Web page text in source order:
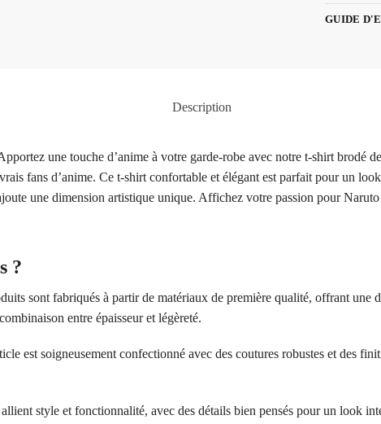
GUIDE
Description
une touche d’anime à votre garde-robe avec notre t-shirt brodé
fans d’anime. Ce t-shirt confortable et élégant est parfait pour un
une dimension artistique unique. Affichez votre passion pour
?
sont fabriqués à partir de matériaux de première qualité, offrant une
entre épaisseur et légèreté.
est soigneusement confectionné avec des coutures robustes et des
style et fonctionnalité, avec des détails bien pensés pour un look